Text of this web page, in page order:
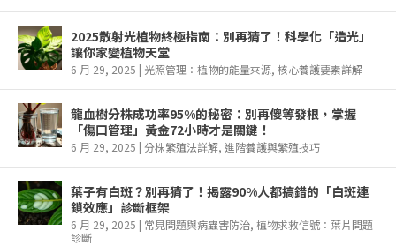
2025散射光植物終極指南：別再猜了！科學化「造光」
讓你家變植物天堂
6 月 29, 2025 | 光照管理：植物的能量來源, 核心養護要素詳解
龍血樹分株成功率95%的秘密：別再傻等發根，掌握
「傷口管理」黃金72小時才是關鍵！
6 月 29, 2025 | 分株繁殖法詳解, 進階養護與繁殖技巧
葉子有白斑？別再猜了！揭露90%人都搞錯的「白斑連
鎖效應」診斷框架
6 月 29, 2025 | 常見問題與病蟲害防治, 植物求救信號：葉片問題
診斷